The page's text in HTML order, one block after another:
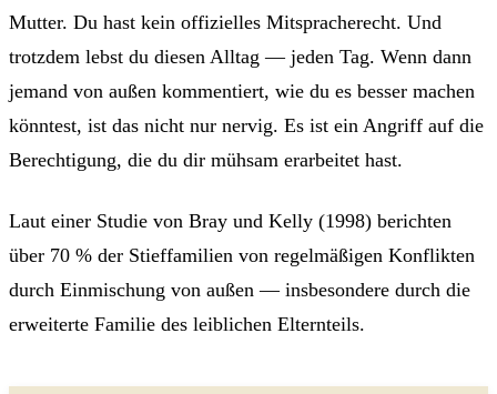
Mutter. Du hast kein offizielles Mitspracherecht. Und
trotzdem lebst du diesen Alltag — jeden Tag. Wenn dann
jemand von außen kommentiert, wie du es besser machen
könntest, ist das nicht nur nervig. Es ist ein Angriff auf die
Berechtigung, die du dir mühsam erarbeitet hast.
Laut einer Studie von Bray und Kelly (1998) berichten
über 70 % der Stieffamilien von regelmäßigen Konflikten
durch Einmischung von außen — insbesondere durch die
erweiterte Familie des leiblichen Elternteils.